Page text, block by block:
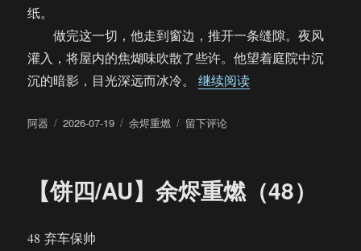
纸。
做完这一切，他走到窗边，推开一条缝隙。夜风
灌入，将屋内的焦煳味吹散了些许。他望着庭院中沉
沉的暗影，目光深远而冰冷。继续阅读“【饼四/AU】余烬
作
阿器
发
2026-07-19
分
余烬重燃
于
烬
重
留下评论
【饼四/AU】余烬重燃（48）
48 弃车保帅